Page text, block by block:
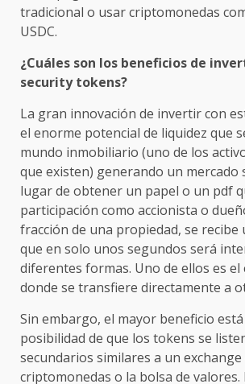
tradicional o usar criptomonedas
USDC.
¿Cuáles son los beneficios de
security tokens?
La gran innovación de invertir con
el enorme potencial de liquidez que
mundo inmobiliario (uno de los
que existen) generando un mercado
lugar de obtener un papel o un pdf
participación como accionista o
fracción de una propiedad, se
que en solo unos segundos será
diferentes formas. Uno de ellos es el
donde se transfiere directamente a
Sin embargo, el mayor beneficio
posibilidad de que los tokens se
secundarios similares a un exchange
criptomonedas o la bolsa de valores.